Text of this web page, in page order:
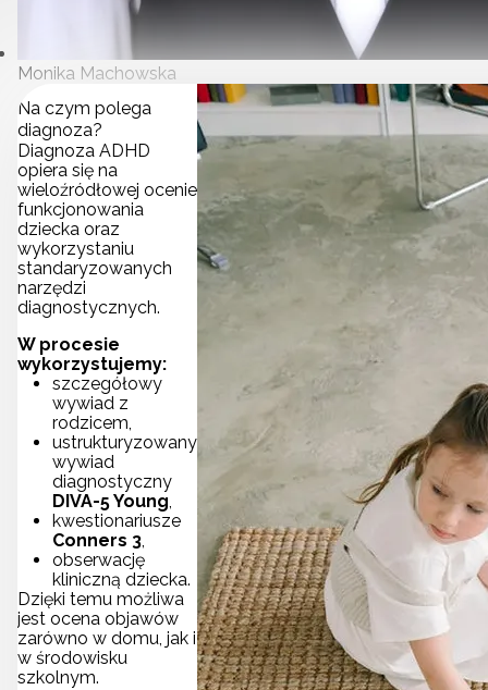
Monika Machowska
Na czym polega
diagnoza?
Diagnoza ADHD
opiera się na
wieloźródłowej ocenie
funkcjonowania
dziecka oraz
wykorzystaniu
standaryzowanych
narzędzi
diagnostycznych.
W procesie
wykorzystujemy:
szczegółowy
wywiad z
rodzicem,
ustrukturyzowany
wywiad
diagnostyczny
DIVA-5 Young,
kwestionariusze
Conners 3,
obserwację
kliniczną dziecka.
Dzięki temu możliwa
jest ocena objawów
zarówno w domu, jak i
w środowisku
szkolnym.